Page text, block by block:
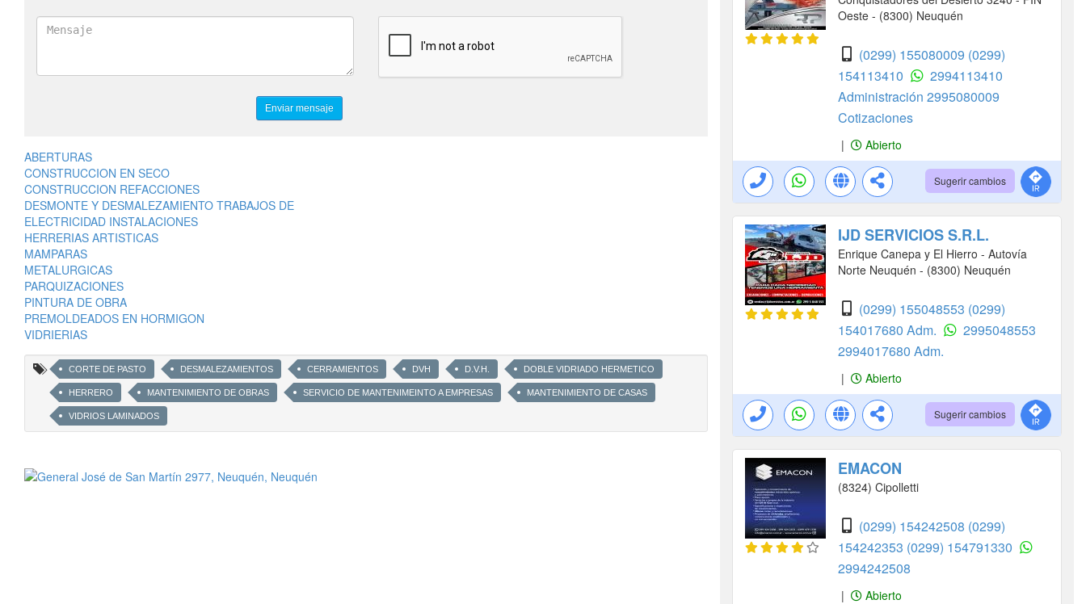
ABERTURAS
CONSTRUCCION EN SECO
CONSTRUCCION REFACCIONES
DESMONTE Y DESMALEZAMIENTO TRABAJOS DE
ELECTRICIDAD INSTALACIONES
HERRERIAS ARTISTICAS
MAMPARAS
METALURGICAS
PARQUIZACIONES
PINTURA DE OBRA
PREMOLDEADOS EN HORMIGON
VIDRIERIAS
CORTE DE PASTO DESMALEZAMIENTOS CERRAMIENTOS DVH D.V.H. DOBLE VIDRIADO HERMETICO
HERRERO MANTENIMIENTO DE OBRAS SERVICIO DE MANTENIMEINTO A EMPRESAS MANTENIMIENTO DE CASAS
VIDRIOS LAMINADOS
Oeste - (8300) Neuquén
(0299) 155080009 (0299)
154113410
2994113410
Administración 2995080009
Cotizaciones
| Abierto
Sugerir cambios
IJD SERVICIOS S.R.L.
Enrique Canepa y El Hierro - Autovía
Norte Neuquén - (8300) Neuquén
(0299) 155048553 (0299)
154017680 Adm.
2995048553
2994017680 Adm.
| Abierto
Sugerir cambios
EMACON
(8324) Cipolletti
(0299) 154242508 (0299)
154242353 (0299) 154791330
2994242508
| Abierto